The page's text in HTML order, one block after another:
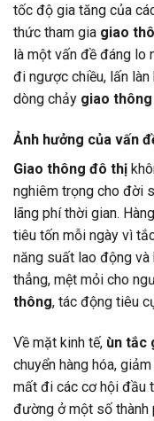
tốc độ gia tăng của
thức tham gia giao
là một vấn đề đáng lo
đi ngược chiều, lấn
dòng chảy giao thông
Ảnh hưởng của vấn
Giao thông đô thị
nghiêm trọng cho đời
lãng phí thời gian.
tiêu tốn mỗi ngày vì
năng suất lao động
thẳng, mệt mỏi cho
thông, tác động tiêu
Về mặt kinh tế, ùn tắc
chuyển hàng hóa,
mất đi các cơ hội đầu
đường ở một số thành